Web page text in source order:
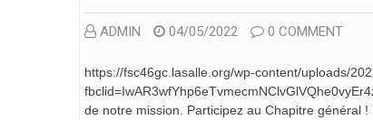
ADMIN 04/05/2022 0 COMMENT
https://fsc46gc.lasalle.org/wp-content/uploads/
de notre mission. Participez au Chapitre général